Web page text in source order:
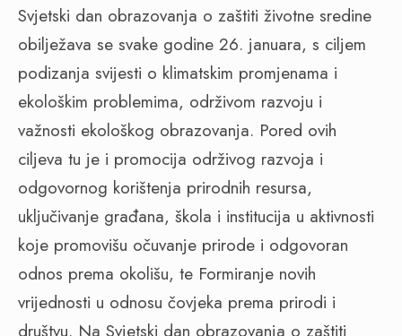
Svjetski dan obrazovanja o zaštiti životne sredine
obilježava se svake godine 26. januara, s ciljem
podizanja svijesti o klimatskim promjenama i
ekološkim problemima, održivom razvoju i
važnosti ekološkog obrazovanja. Pored ovih
ciljeva tu je i promocija održivog razvoja i
odgovornog korištenja prirodnih resursa,
uključivanje građana, škola i institucija u aktivnosti
koje promovišu očuvanje prirode i odgovoran
odnos prema okolišu, te Formiranje novih
vrijednosti u odnosu čovjeka prema prirodi i
društvu. Na Svjetski dan obrazovanja o zaštiti